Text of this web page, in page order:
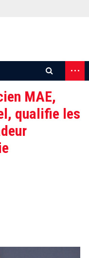
...
MAE,
qualifie les